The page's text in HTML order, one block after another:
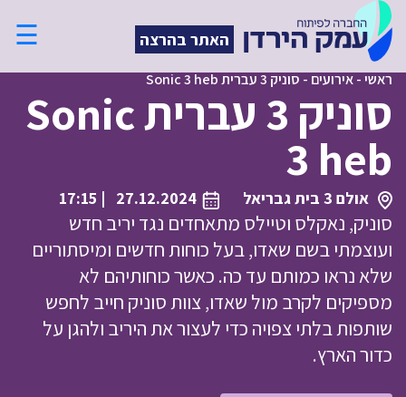
האתר בהרצה ☰
ראשי-אירועים - סוניק 3 עברית Sonic 3 heb
סוניק 3 עברית Sonic
3 heb
אולם 3 בית גבריאל 27.12.2024
| 17:15
סוניק, נאקלס וטיילס מתאחדים נגד יריב חדש
ועוצמתי בשם שאדו, בעל כוחות חדשים ומיסתוריים
שלא נראו כמותם עד כה. כאשר כוחותיהם לא
מספיקים לקרב מול שאדו, צוות סוניק חייב לחפש
שותפות בלתי צפויה כדי לעצור את היריב ולהגן על
כדור הארץ.